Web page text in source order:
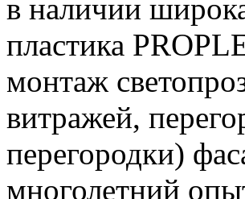
в наличии
пластика
монтаж
витражей,
перегородки)
многолетний